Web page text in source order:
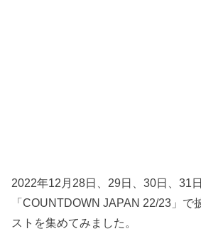
2022年12月28日、29日、30日、31
「COUNTDOWN JAPAN 22/23」で
ストを集めてみました。